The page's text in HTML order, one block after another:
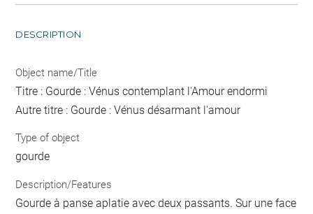
DESCRIPTION
Object name/Title
Titre : Gourde : Vénus contemplant l'Amour endormi
Autre titre : Gourde : Vénus désarmant l'amour
Type of object
gourde
Description/Features
Gourde à panse aplatie avec deux passants. Sur une face